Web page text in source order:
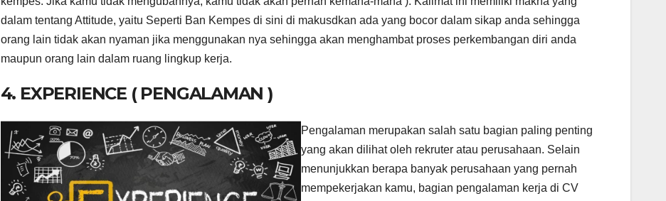
dalam tentang Attitude, yaitu Seperti Ban Kempes di sini di makusdkan ada yang bocor dalam sikap anda sehingga
orang lain tidak akan nyaman jika menggunakan nya sehingga akan menghambat proses perkembangan diri anda
maupun orang lain dalam ruang lingkup kerja.
4. EXPERIENCE ( PENGALAMAN )
Pengalaman merupakan salah satu bagian paling penting
yang akan dilihat oleh rekruter atau perusahaan. Selain
menunjukkan berapa banyak perusahaan yang pernah
mempekerjakan kamu, bagian pengalaman kerja di CV